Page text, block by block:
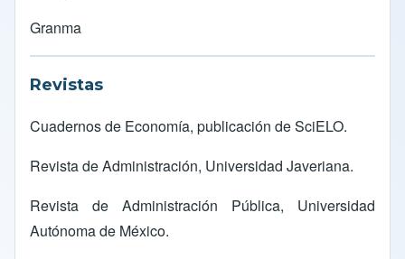
Granma
Revistas
Cuadernos de Economía, publicación deSciELO.
Revista de Administración, Universidad Javeriana.
Revista de Administración Pública, Universidad
Autónoma de México.